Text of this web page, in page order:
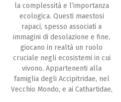
la complessità e l’importanza
ecologica. Questi maestosi
rapaci, spesso associati a
immagini di desolazione e fine,
giocano in realtà un ruolo
cruciale negli ecosistemi in cui
vivono. Appartenenti alla
famiglia degli Accipitridae, nel
Vecchio Mondo, e ai Cathartidae,